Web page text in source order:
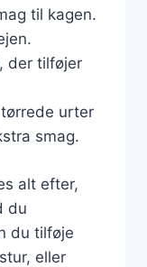
til kagen.
der tilføjer
urter
smag.
alt efter,
du
du tilføje
eller